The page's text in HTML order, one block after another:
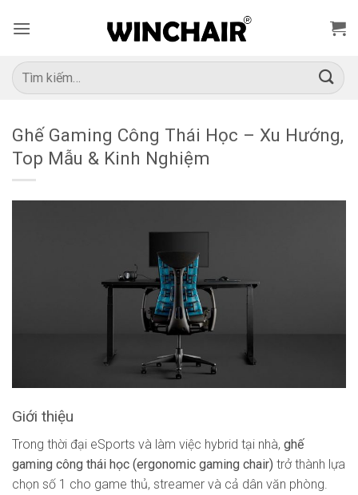
qua
dung
Tìm
kiếm:
Ghế Gaming Công Thái Học – Xu Hướng,
Top Mẫu & Kinh Nghiệm
Giới thiệu
Trong thời đại eSports và làm việc hybrid tại nhà, ghế
gaming công thái học (ergonomic gaming chair) trở thành lựa
chọn số 1 cho game thủ, streamer và cả dân văn phòng.